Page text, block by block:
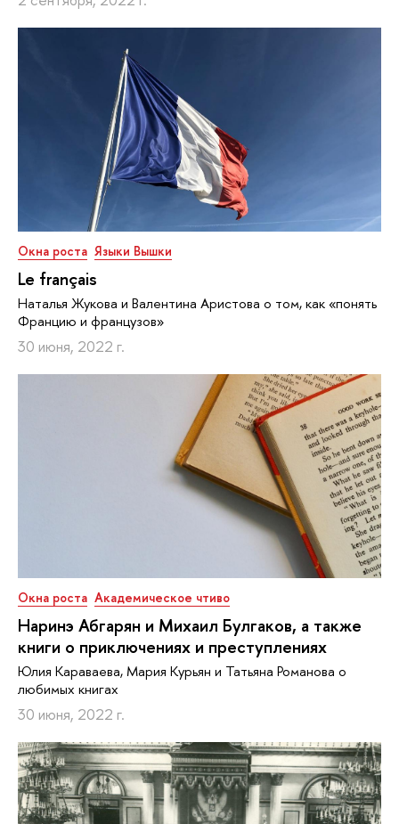
Окна роста Языки Вышки
Le français
Наталья Жукова и Валентина Аристова о том, как «понять
Францию и французов»
30 июня, 2022 г.
Окна роста Академическое чтиво
Наринэ Абгарян и Михаил Булгаков, а также
книги о приключениях и преступлениях
Юлия Караваева, Мария Курьян и Татьяна Романова о
любимых книгах
30 июня, 2022 г.